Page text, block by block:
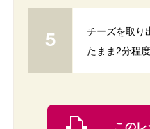
チーズを取り
たまま2分程
このレ